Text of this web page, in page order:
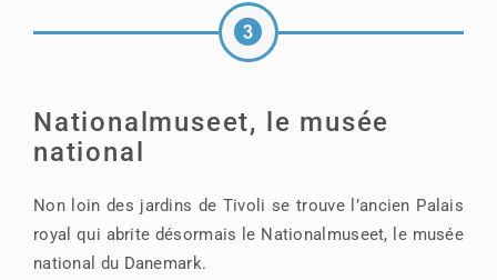
Nationalmuseet, le musée
national
Non loin des jardins de Tivoli se trouve l’ancien Palais
royal qui abrite désormais le Nationalmuseet, le musée
national du Danemark.